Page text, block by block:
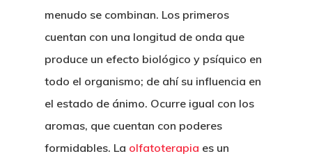
menudo se combinan. Los primeros
cuentan con una longitud de onda que
produce un efecto biológico y psíquico en
todo el organismo; de ahí su influencia en
el estado de ánimo. Ocurre igual con los
aromas, que cuentan con poderes
formidables. La olfatoterapia es un